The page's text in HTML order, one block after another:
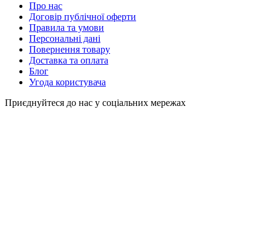
Про нас
Договір публічної оферти
Правила та умови
Персональні дані
Повернення товару
Доставка та оплата
Блог
Угода користувача
Приєднуйтеся до нас у соціальних мережах